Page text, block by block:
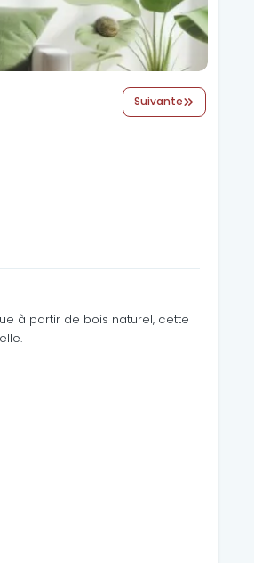
Suivante
à partir de bois naturel, cette